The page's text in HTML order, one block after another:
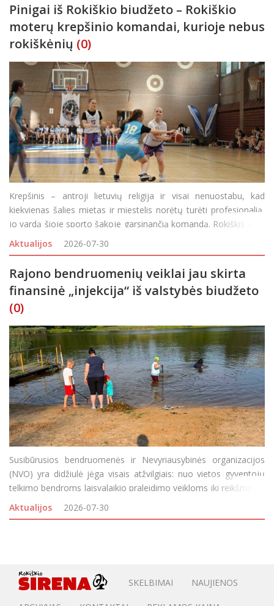
Pinigai iš Rokiškio biudžeto – Rokiškio
moterų krepšinio komandai, kurioje nebus
rokiškėnių (0)
Krepšinis – antroji lietuvių religija ir visai nenuostabu, kad
kiekvienas šalies mietas ir miestelis norėtų turėti profesionalią,
jo vardą šioje sporto šakoje garsinančią komandą. Rokiškis – ne
išimtis, garsiai pradėjęs svajoti apie profesionalią
Aktualijos 2026-07-30
Rajono bendruomenių veiklai jau skirta
finansinė „injekcija“ iš valstybės biudžeto
(0)
Susibūrusios bendruomenės ir Nevyriausybinės organizacijos
(NVO) yra didžiulė jėga visais atžvilgiais: nuo vietos gyventojų
telkimo bendroms laisvalaikio praleidimo veikloms iki reikšmingų
aplinkos gražinimo ar gerbūvio kūrimo projektų įgyvendinimo.
Visgi, bendruomeniškumui puoselėti n
Aktualijos 2026-07-30
SKELBIMAI NAUJIENOS